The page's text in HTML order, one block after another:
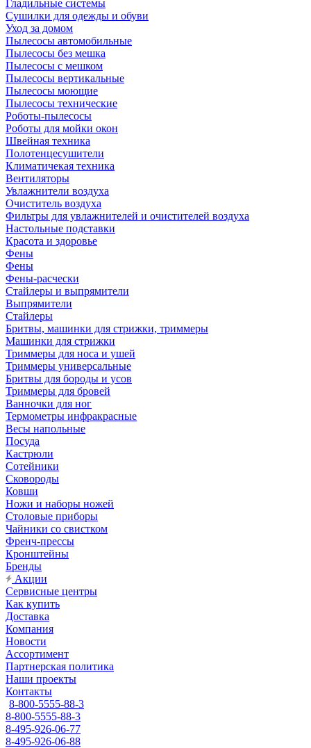
Гладильные системы
Сушилки для одежды и обуви
Уход за домом
Пылесосы автомобильные
Пылесосы без мешка
Пылесосы с мешком
Пылесосы вертикальные
Пылесосы моющие
Пылесосы технические
Роботы-пылесосы
Роботы для мойки окон
Швейная техника
Полотенцесушители
Климатичекая техника
Вентиляторы
Увлажнители воздуха
Очиститель воздуха
Фильтры для увлажнителей и очистителей воздуха
Настольные подставки
Красота и здоровье
Фены
Фены
Фены-расчески
Стайлеры и выпрямители
Выпрямители
Стайлеры
Бритвы, машинки для стрижки, триммеры
Машинки для стрижки
Триммеры для носа и ушей
Триммеры универсальные
Бритвы для бороды и усов
Триммеры для бровей
Ванночки для ног
Термометры инфракрасные
Весы напольные
Посуда
Кастрюли
Сотейники
Сковороды
Ковши
Ножи и наборы ножей
Столовые приборы
Чайники со свистком
Френч-прессы
Кронштейны
Бренды
Акции
Сервисные центры
Как купить
Доставка
Компания
Новости
Ассортимент
Партнерская политика
Наши проекты
Контакты
8-800-5555-88-3
8-800-5555-88-3
8-495-926-06-77
8-495-926-06-88